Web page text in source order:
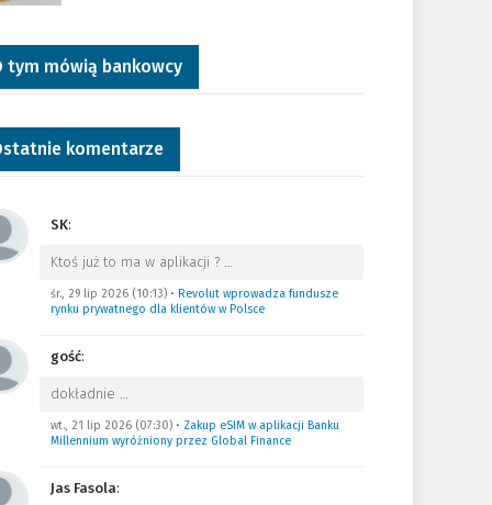
tym mówią bankowcy
komentarze
SK:
Ktoś już to ma w aplikacji ? …
śr., 29 lip 2026 (10:13)• Revolut wprowadza fundusze
rynku prywatnego dla klientów w Polsce
gość:
dokładnie …
wt., 21 lip 2026 (07:30)• Zakup eSIM w aplikacji Banku
Millennium wyróżniony przez Global Finance
Jas Fasola: